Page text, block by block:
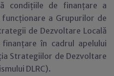
condițiile de finanțare a
a Grupurilor de
de Dezvoltare Locală
în cadrul apelului
Strategiilor de Dezvoltare
DLRC).